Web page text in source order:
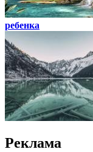
ребенка
Реклама